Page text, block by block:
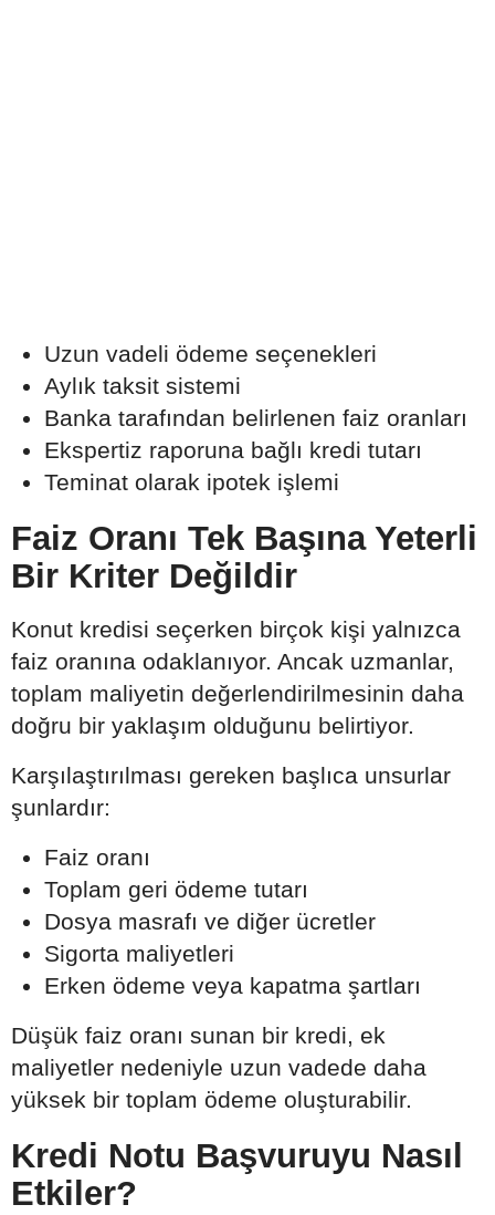
Uzun vadeli ödeme seçenekleri
Aylık taksit sistemi
Banka tarafından belirlenen faiz oranları
Ekspertiz raporuna bağlı kredi tutarı
Teminat olarak ipotek işlemi
Faiz Oranı Tek Başına Yeterli
Bir Kriter Değildir
Konut kredisi seçerken birçok kişi yalnızca
faiz oranına odaklanıyor. Ancak uzmanlar,
toplam maliyetin değerlendirilmesinin daha
doğru bir yaklaşım olduğunu belirtiyor.
Karşılaştırılması gereken başlıca unsurlar
şunlardır:
Faiz oranı
Toplam geri ödeme tutarı
Dosya masrafı ve diğer ücretler
Sigorta maliyetleri
Erken ödeme veya kapatma şartları
Düşük faiz oranı sunan bir kredi, ek
maliyetler nedeniyle uzun vadede daha
yüksek bir toplam ödeme oluşturabilir.
Kredi Notu Başvuruyu Nasıl
Etkiler?